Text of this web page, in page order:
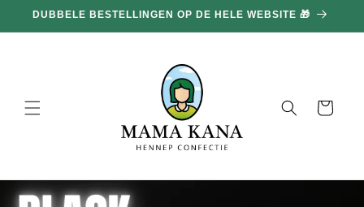
doorgaan
naar
DUBBELE BESTELLINGEN OP DE HELE WEBSITE 🎁
Mand